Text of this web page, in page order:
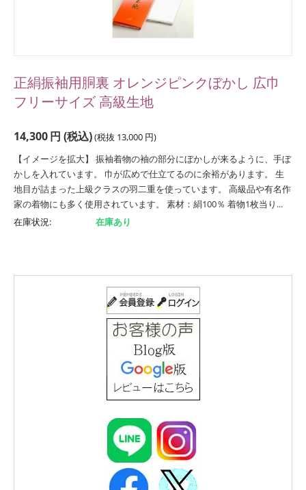
正絹振袖用胴裏 オレンジピンクぼかし 広巾
フリーサイズ 高級生地
14,300円 (税込)(税抜 13,000 円)
【イメージを拡大】 振袖着物の袖の部分にぼかしが来るように、手ぼ
かしを入れています。 巾が広めで仕立てるのに余裕があります。 生
地目が詰まった上級クラスの羽二重を使っています。 高級品や有名作
家の着物にも多く使用されています。 素材：絹100％ 着物1枚当り...
在庫状況:
在庫あり